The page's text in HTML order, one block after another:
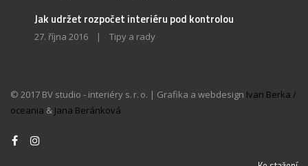
Jak udržet rozpočet interiéru pod kontrolou
27. října 2016 | Tipy a rady
© 2017 BV studio - interiéry s. r. o. | Grafika a webdesign Ivan Berka /
oceania & Jana Beránková